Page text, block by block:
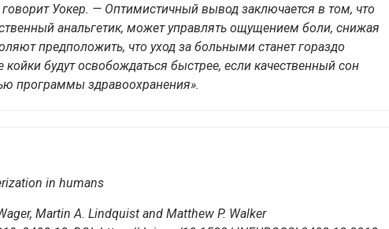
Уокер. — Оптимистичный вывод заключается в том, что
анальгетик, может управлять ощущением боли, снижая
предположить, что уход за больными станет гораздо
будут освобождаться быстрее, если качественный сон
программы здравоохранения».
in humans
, Martin A. Lindquist and Matthew P. Walker